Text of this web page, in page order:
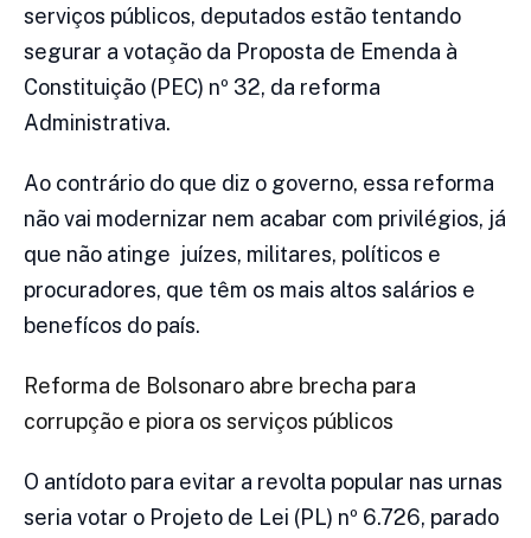
serviços públicos, deputados estão tentando
segurar a votação da Proposta de Emenda à
Constituição (PEC) nº 32, da reforma
Administrativa.
Ao contrário do que diz o governo, essa reforma
não vai modernizar nem acabar com privilégios, já
que não atinge juízes, militares, políticos e
procuradores, que têm os mais altos salários e
benefícos do país.
Reforma de Bolsonaro abre brecha para
corrupção e piora os serviços públicos
O antídoto para evitar a revolta popular nas urnas
seria votar o Projeto de Lei (PL) nº 6.726, parado